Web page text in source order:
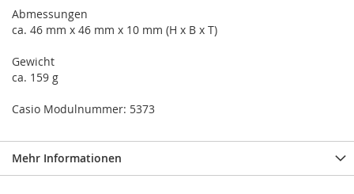
Abmessungen
ca. 46 mm x 46 mm x 10 mm (H x B x T)
Gewicht
ca. 159 g
Casio Modulnummer: 5373
Mehr Informationen